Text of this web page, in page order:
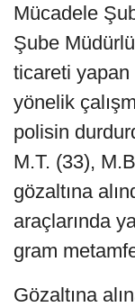
Mücadele
Şube
ticareti yapan
yönelik
polisin
M.T. (33),
gözaltına
araçlarında
gram
Gözaltına